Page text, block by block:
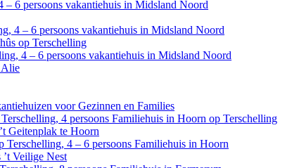
– 6 persoons vakantiehuis in Midsland Noord
4 – 6 persoons vakantiehuis in Midsland Noord
op Terschelling
4 – 6 persoons vakantiehuis in Midsland Noord
Alie
voor Gezinnen en Families
4 persoons Familiehuis in Hoorn op Terschelling
Geitenplak te Hoorn
Terschelling, 4 – 6 persoons Familiehuis in Hoorn
Veilige Nest